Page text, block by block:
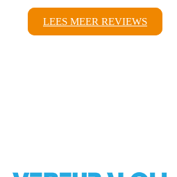
LEES MEER REVIEWS